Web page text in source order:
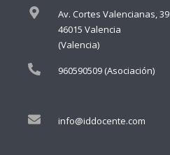
Av. Cortes Valencianas, 39
46015 Valencia
(Valencia)
960590509 (Asociación)
info@iddocente.com